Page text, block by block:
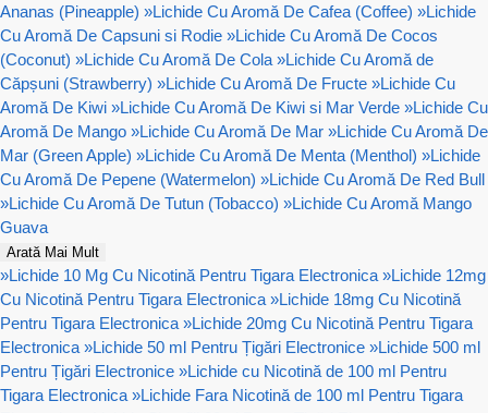
Ananas (Pineapple) »Lichide Cu Aromă De Cafea (Coffee) »Lichide
Cu Aromă De Capsuni si Rodie »Lichide Cu Aromă De Cocos
(Coconut) »Lichide Cu Aromă De Cola »Lichide Cu Aromă de
Căpșuni (Strawberry) »Lichide Cu Aromă De Fructe »Lichide Cu
Aromă De Kiwi »Lichide Cu Aromă De Kiwi si Mar Verde »Lichide Cu
Aromă De Mango »Lichide Cu Aromă De Mar »Lichide Cu Aromă De
Mar (Green Apple) »Lichide Cu Aromă De Menta (Menthol) »Lichide
Cu Aromă De Pepene (Watermelon) »Lichide Cu Aromă De Red Bull
»Lichide Cu Aromă De Tutun (Tobacco) »Lichide Cu Aromă Mango
Guava
Arată Mai Mult
»Lichide 10 Mg Cu Nicotină Pentru Tigara Electronica »Lichide 12mg
Cu Nicotină Pentru Tigara Electronica »Lichide 18mg Cu Nicotină
Pentru Tigara Electronica »Lichide 20mg Cu Nicotină Pentru Tigara
Electronica »Lichide 50 ml Pentru Țigări Electronice »Lichide 500 ml
Pentru Țigări Electronice »Lichide cu Nicotină de 100 ml Pentru
Tigara Electronica »Lichide Fara Nicotină de 100 ml Pentru Tigara